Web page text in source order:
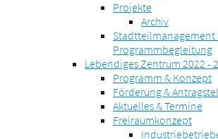
Projekte
Archiv
Stadtteilmanagement
Programmbegleitung
Lebendiges Zentrum 2022 -
Programm & Konzept
Förderung &
Aktuelles & Termine
Freiraumkonzept